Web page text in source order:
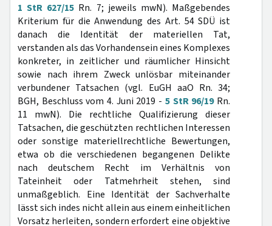
1 StR 627/15 Rn. 7; jeweils mwN). Maßgebendes
Kriterium für die Anwendung des Art. 54 SDÜ ist
danach die Identität der materiellen Tat,
verstanden als das Vorhandensein eines Komplexes
konkreter, in zeitlicher und räumlicher Hinsicht
sowie nach ihrem Zweck unlösbar miteinander
verbundener Tatsachen (vgl. EuGH aaO Rn. 34;
BGH, Beschluss vom 4. Juni 2019 - 5 StR 96/19Rn.
11 mwN). Die rechtliche Qualifizierung dieser
Tatsachen, die geschützten rechtlichen Interessen
oder sonstige materiellrechtliche Bewertungen,
etwa ob die verschiedenen begangenen Delikte
nach deutschem Recht im Verhältnis von
Tateinheit oder Tatmehrheit stehen, sind
unmaßgeblich. Eine Identität der Sachverhalte
lässt sich indes nicht allein aus einem einheitlichen
Vorsatz herleiten, sondern erfordert eine objektive